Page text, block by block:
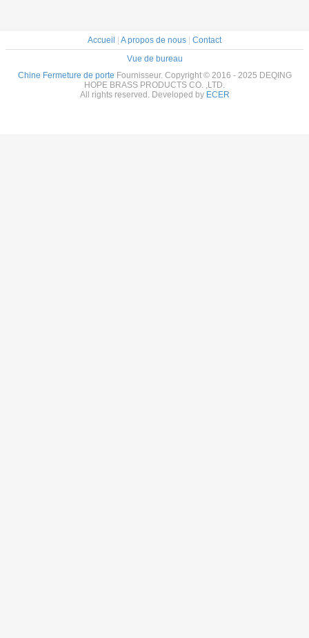
Accueil A propos de nous
Contact
Vue de bureau
Chine Fermeture de porte Fournisseur. Copyright © 2016 - 2025 DEQING
HOPE BRASS PRODUCTS CO. ,LTD.
All rights reserved. Developed by ECER